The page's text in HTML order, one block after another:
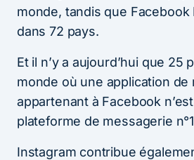
monde, tandis que Facebook
dans 72 pays.
Et il n’y a aujourd’hui que 25
monde où une application de
appartenant à Facebook
plateforme de messagerie
Instagram contribue